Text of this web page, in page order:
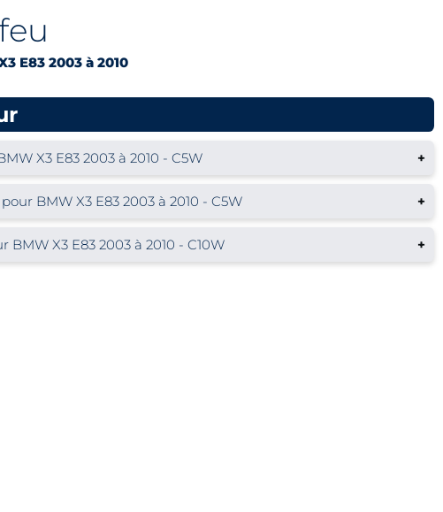
E83 2003 à 2010
X3 E83 2003 à 2010 - C5W +
pour BMW X3 E83 2003 à 2010 - C5W +
BMW X3 E83 2003 à 2010 - C10W +